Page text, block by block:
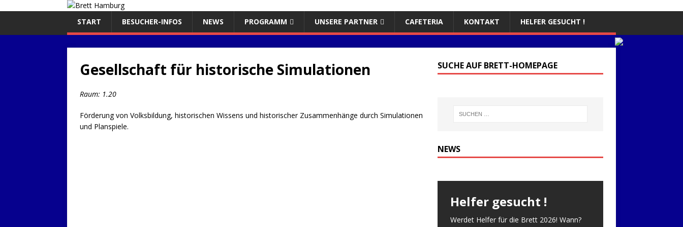
START BESUCHER-INFOS NEWS PROGRAMM UNSERE PARTNER CAFETERIA KONTAKT HELFER GESUCHT !
Gesellschaft für historische Simulationen
Raum: 1.20
Förderung von Volksbildung, historischen Wissens und historischer Zusammenhänge durch Simulationen
und Planspiele.
SUCHE AUF BRETT-HOMEPAGE
NEWS
Helfer gesucht !
Werdet Helfer für die Brett 2026! Wann?